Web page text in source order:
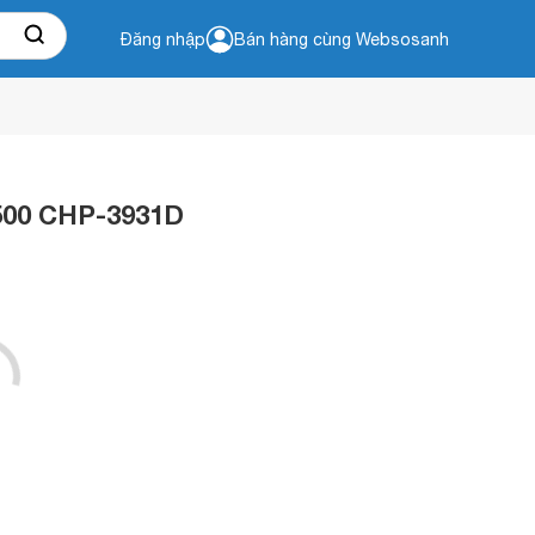
Đăng nhập Bán hàng cùng Websosanh
CHP-3931D